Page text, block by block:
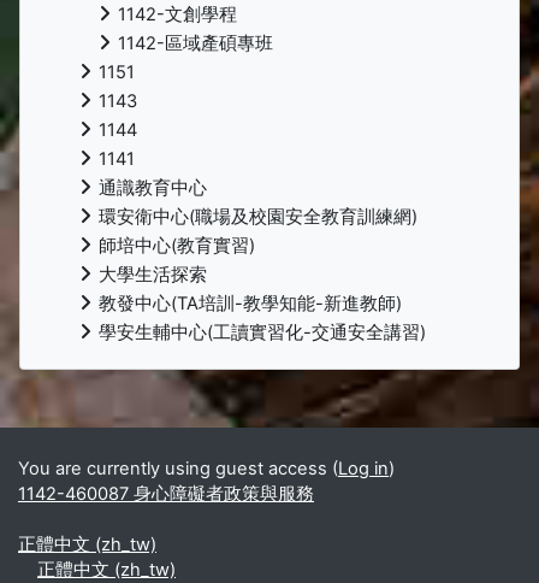
1142-文創學程
1142-區域產碩專班
1151
1143
1144
1141
通識教育中心
環安衛中心(職場及校園安全教育訓練網)
師培中心(教育實習)
大學生活探索
教發中心(TA培訓-教學知能-新進教師)
學安生輔中心(工讀實習化-交通安全講習)
Supplementary blocks
You are currently using guest access (Log in)
1142-460087 身心障礙者政策與服務
正體中文 ‎(zh_tw)‎
正體中文 ‎(zh_tw)‎